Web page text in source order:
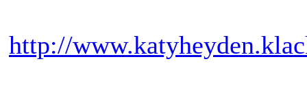
http://